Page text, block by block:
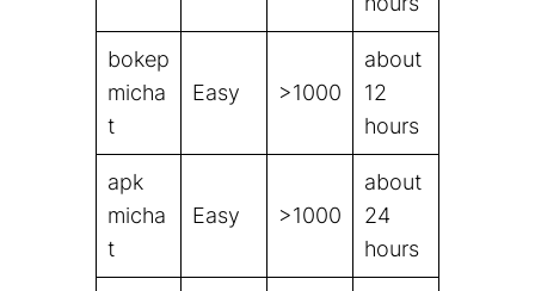
bokep
micha
t
Easy >1000
about
12
hours
apk
micha
t
Easy >1000
about
24
hours